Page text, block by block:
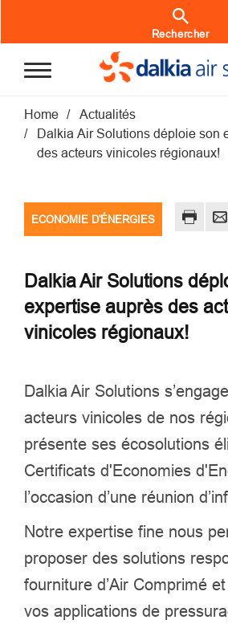
Rechercher
Fil d'Ariane
Home
Actualités
Dalkia Air Solutions déploie son
des acteurs vinicoles régionaux!
ECONOMIE D'ÉNERGIES
Dalkia Air Solutions
expertise auprès des
vinicoles régionaux!
Dalkia Air Solutions
acteurs vinicoles de nos
présente ses écosolutions
Certificats d'Economies
l’occasion d’une réunion
Notre expertise fine nous
proposer des solutions
fourniture d’Air Comprimé
vos applications de